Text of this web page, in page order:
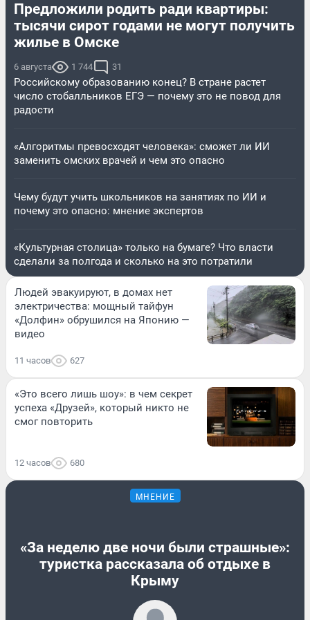
Предложили родить ради квартиры:
тысячи сирот годами не могут получить
жилье в Омске
6 августа 1 744 31
Российскому образованию конец? В стране растет
число стобалльников ЕГЭ — почему это не повод для
радости
«Алгоритмы превосходят человека»: сможет ли ИИ
заменить омских врачей и чем это опасно
Чему будут учить школьников на занятиях по ИИ и
почему это опасно: мнение экспертов
«Культурная столица» только на бумаге? Что власти
сделали за полгода и сколько на это потратили
Людей эвакуируют, в домах нет
электричества: мощный тайфун
«Долфин» обрушился на Японию —
видео
11 часов 627
«Это всего лишь шоу»: в чем секрет
успеха «Друзей», который никто не
смог повторить
12 часов 680
МНЕНИЕ
«За неделю две ночи были страшные»:
туристка рассказала об отдыхе в
Крыму